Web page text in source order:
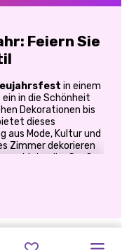
Feiern Sie
in einem
in die Schönheit
Dekorationen bis
dieses
aus Mode, Kultur und
Zimmer dekorieren
ist voller Spaß
und Flair
SCHWESTERN